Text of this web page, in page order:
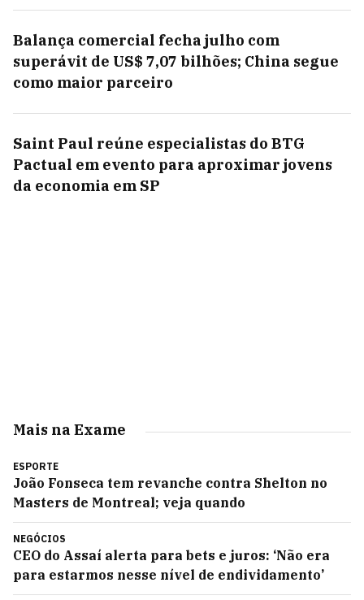
Balança comercial fecha julho com
superávit de US$ 7,07 bilhões; China segue
como maior parceiro
Saint Paul reúne especialistas do BTG
Pactual em evento para aproximar jovens
da economia em SP
Mais na Exame
ESPORTE
João Fonseca tem revanche contra Shelton no
Masters de Montreal; veja quando
NEGÓCIOS
CEO do Assaí alerta para bets e juros: ‘Não era
para estarmos nesse nível de endividamento’